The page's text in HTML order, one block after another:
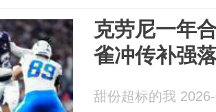
克劳尼一年
雀冲传补强
甜份超标的我